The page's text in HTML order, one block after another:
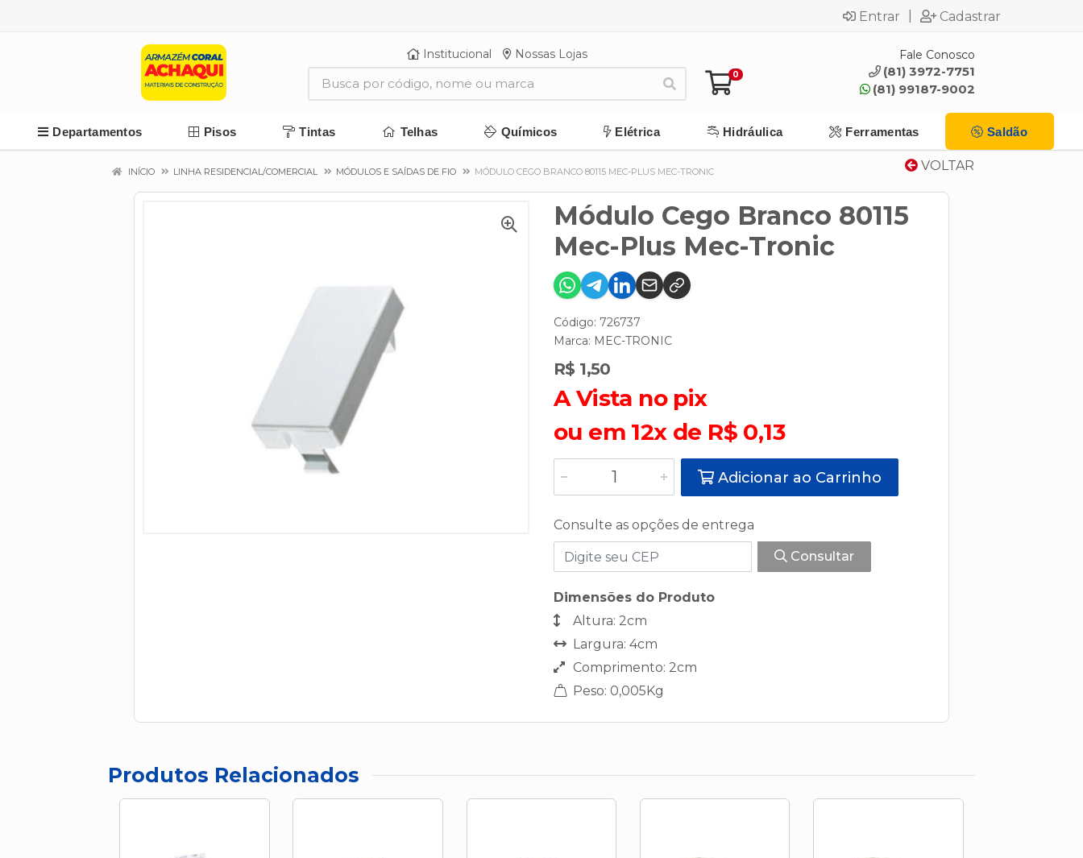
Entrar Cadastrar
Institucional Nossas Lojas
0
Fale Conosco
(81) 3972-7751
(81) 99187-9002
Departamentos Pisos Tintas Telhas Químicos Elétrica Hidráulica Ferramentas Saldão
VOLTAR
INÍCIO LINHA RESIDENCIAL/COMERCIAL MÓDULOS E SAÍDAS DE FIO MÓDULO CEGO BRANCO 80115 MEC-PLUS MEC-TRONIC
Módulo Cego Branco 80115
Mec-Plus Mec-Tronic
Código: 726737
Marca: MEC-TRONIC
R$ 1,50
A Vista no pix
ou em 12x de R$ 0,13
Adicionar ao Carrinho
Consulte as opções de entrega
Consultar
Dimensões do Produto
Altura: 2cm
Largura: 4cm
Comprimento: 2cm
Peso: 0,005Kg
Produtos Relacionados